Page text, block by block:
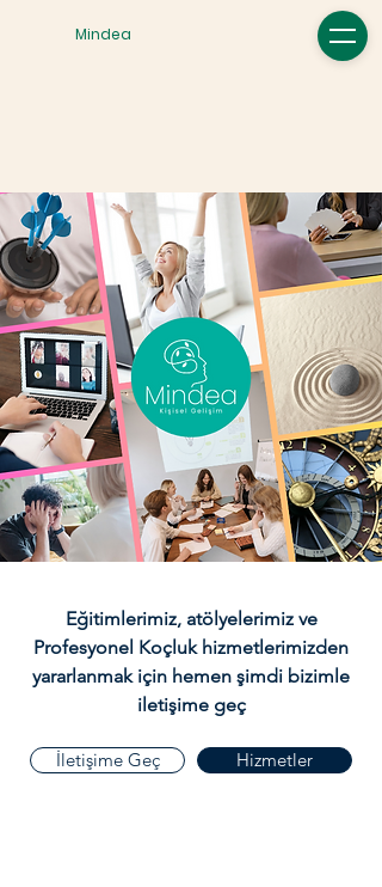
Mindea
Eğitimlerimiz, atölyelerimiz ve
Profesyonel Koçluk hizmetlerimizden
yararlanmak için hemen şimdi bizimle
iletişime geç
İletişime Geç Hizmetler